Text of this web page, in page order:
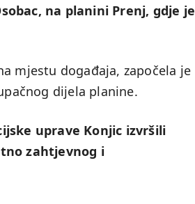
na planini Prenj, gdje je
mjestu događaja, započela je
dijela planine.
uprave Konjic izvršili
zahtjevnog i